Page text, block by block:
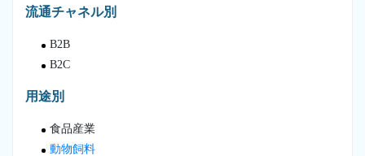
流通チャネル別
B2B
B2C
用途別
食品産業
動物飼料